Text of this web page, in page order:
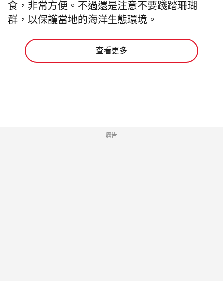
食，非常方便。不過還是注意不要踐踏珊瑚
群，以保護當地的海洋生態環境。
查看更多
廣告